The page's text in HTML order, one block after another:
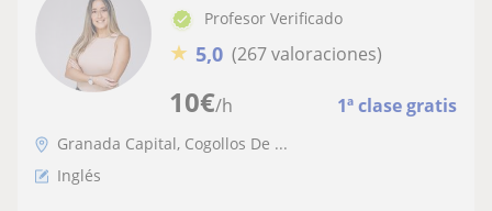
10€/h 1ª clase gratis
Profesor Verificado
★ 5,0 (267 valoraciones)
Granada Capital, Cogollos De ...
Inglés